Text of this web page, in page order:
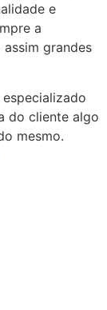
e
a
grandes
do cliente algo
mesmo.